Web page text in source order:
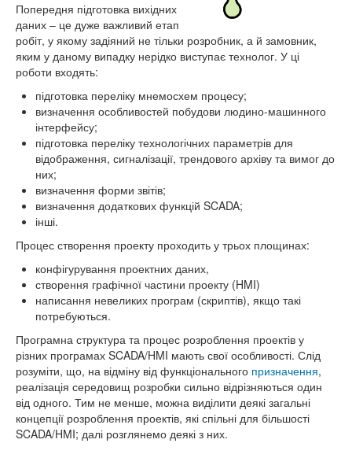
Попередня підготовка вихідних
даних – це дуже важливий етап
робіт, у якому задіяний не тільки розробник, а й замовник,
яким у даному випадку нерідко виступає технолог. У ці
роботи входять:
підготовка переліку мнемосхем процесу;
визначення особливостей побудови людино-машинного
інтерфейсу;
підготовка переліку технологічних параметрів для
відображення, сигналізації, трендового архіву та вимог до
них;
визначення форми звітів;
визначення додаткових функцій SCADA;
інші.
Процес створення проекту проходить у трьох площинах:
конфігурування проектних даних,
створення графічної частини проекту (HMI)
написання невеликих програм (скриптів), якщо такі
потребуються.
Програмна структура та процес розроблення проектів у
різних програмах SCADA/HMI мають свої особливості. Слід
розуміти, що, на відміну від функціонального призначення,
реалізація середовищ розробки сильно відрізняються один
від одного. Тим не менше, можна виділити деякі загальні
концепції розроблення проектів, які спільні для більшості
SCADA/HMI; далі розглянемо деякі з них.